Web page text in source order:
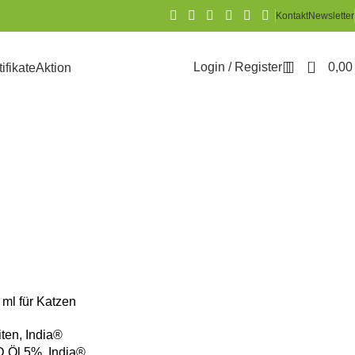
KontaktNewsletter
Aktion Login / Register 0 0,00
für Katzen
, India®
Öl 5%, India®